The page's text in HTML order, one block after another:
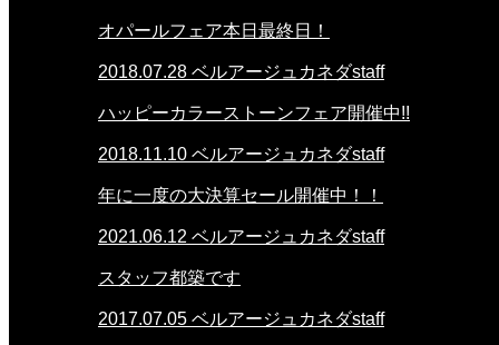
オパールフェア本日最終日！
2018.07.28 ベルアージュカネダstaff
ハッピーカラーストーンフェア開催中!!
2018.11.10 ベルアージュカネダstaff
年に一度の大決算セール開催中！！
2021.06.12 ベルアージュカネダstaff
スタッフ都築です
2017.07.05 ベルアージュカネダstaff